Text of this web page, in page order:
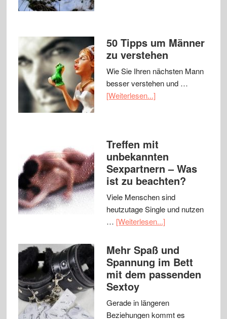
50 Tipps um Männer
zu verstehen
Wie Sie Ihren nächsten Mann
besser verstehen und …
[Weiterlesen...]
Treffen mit
unbekannten
Sexpartnern – Was
ist zu beachten?
Viele Menschen sind
heutzutage Single und nutzen
… [Weiterlesen...]
Mehr Spaß und
Spannung im Bett
mit dem passenden
Sextoy
Gerade in längeren
Beziehungen kommt es